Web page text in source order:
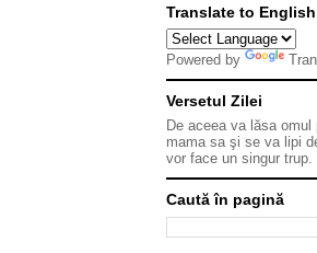
Translate to English
Powered by
Versetul Zilei
De aceea va lăsa
mama sa şi se va lipi
vor face un singur trup.
Caută în pagină